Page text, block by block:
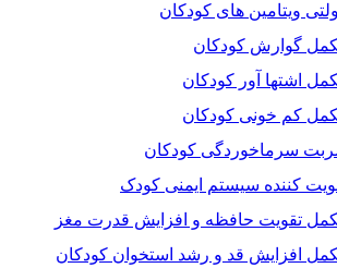
ویتامین های کودکان
گوارش کودکان
اشتها آور کودکان
کم خونی کودکان
سرماخوردگی کودکان
کننده سیستم ایمنی کودک
تقویت حافظه و افزایش قدرت مغز
افزایش قد و رشد استخوان کودکان